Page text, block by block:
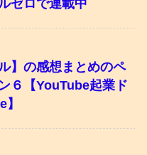
ゼロで連載中
】の感想まとめのペ
６【YouTube起業ド